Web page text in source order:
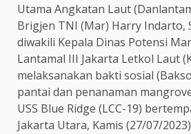
Utama Angkatan Laut
Brigjen TNI (Mar) Harry Indarto,
diwakili Kepala Dinas Potensi
Lantamal III Jakarta Letkol Laut
melaksanakan bakti sosial
pantai dan penanaman
USS Blue Ridge (LCC-19)
Jakarta Utara, Kamis (27/07/